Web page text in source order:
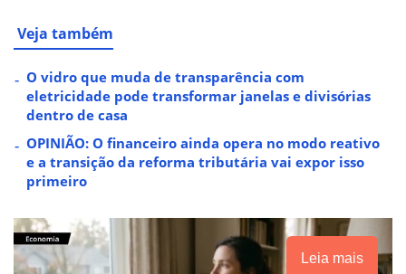
Veja também
O vidro que muda de transparência com
eletricidade pode transformar janelas e divisórias
dentro de casa
OPINIÃO: O financeiro ainda opera no modo reativo
e a transição da reforma tributária vai expor isso
primeiro
Leia mais